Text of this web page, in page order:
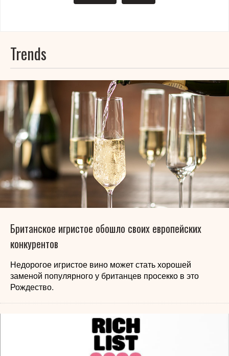
Trends
Британское игристое обошло своих европейских
конкурентов
Недорогое игристое вино может стать хорошей
заменой популярного у британцев просекко в это
Рождество.